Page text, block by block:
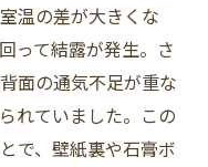
温の差が大きくな
って結露が発生。さ
面の通気不足が重な
れていました。この
で、壁紙裏や石膏ボ